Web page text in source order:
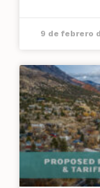
Junta
9 de febrero